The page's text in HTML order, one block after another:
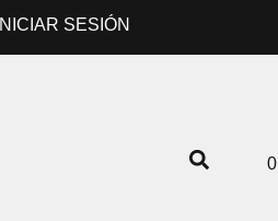
INICIAR SESIÓN